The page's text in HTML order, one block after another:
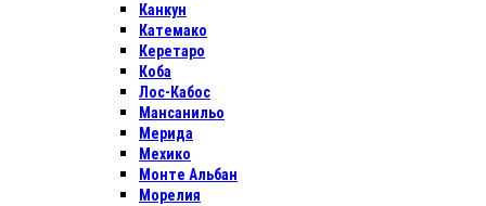
Канкун
Катемако
Керетаро
Коба
Лос-Кабос
Мансанильо
Мерида
Мехико
Монте Альбан
Морелия